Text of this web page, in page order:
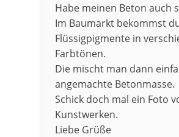
Habe meinen Beton auch
Im Baumarkt bekommst
Flüssigpigmente in
Farbtönen.
Die mischt man dann
angemachte Betonmasse.
Schick doch mal ein Foto
Kunstwerken.
Liebe Grüße